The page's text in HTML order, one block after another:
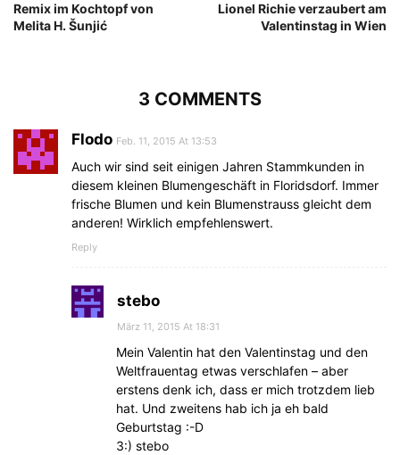
Remix im Kochtopf von
Melita H. Šunjić
Lionel Richie verzaubert am
Valentinstag in Wien
3 COMMENTS
Flodo Feb. 11, 2015 At 13:53
Auch wir sind seit einigen Jahren Stammkunden in
diesem kleinen Blumengeschäft in Floridsdorf. Immer
frische Blumen und kein Blumenstrauss gleicht dem
anderen! Wirklich empfehlenswert.
Reply
stebo
März 11, 2015 At 18:31
Mein Valentin hat den Valentinstag und den
Weltfrauentag etwas verschlafen – aber
erstens denk ich, dass er mich trotzdem lieb
hat. Und zweitens hab ich ja eh bald
Geburtstag :-D
3:) stebo